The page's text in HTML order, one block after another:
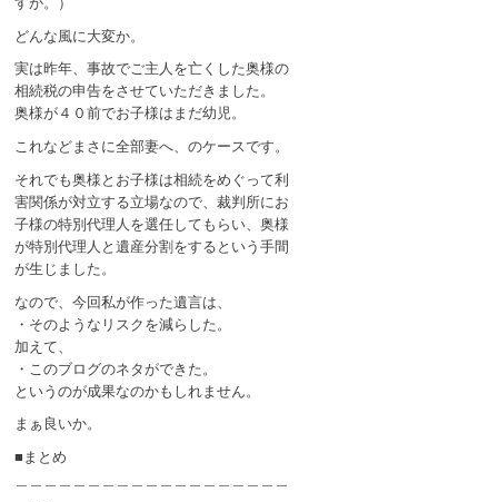
どんな風に大変か。
実は昨年、事故でご主人を亡くした奥様の
相続税の申告をさせていただきました。
奥様が４０前でお子様はまだ幼児。
これなどまさに全部妻へ、のケースです。
それでも奥様とお子様は相続をめぐって利
害関係が対立する立場なので、裁判所にお
子様の特別代理人を選任してもらい、奥様
が特別代理人と遺産分割をするという手間
が生じました。
なので、今回私が作った遺言は、
・そのようなリスクを減らした。
加えて、
・このブログのネタができた。
というのが成果なのかもしれません。
まぁ良いか。
■まとめ